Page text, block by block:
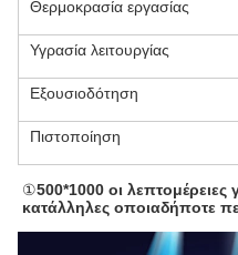
Θερμοκρασία εργασίας
Υγρασία λειτουργίας
Εξουσιοδότηση
Πιστοποίηση
①500*1000 οι λεπτομέρειες
κατάλληλες οποιαδήποτε